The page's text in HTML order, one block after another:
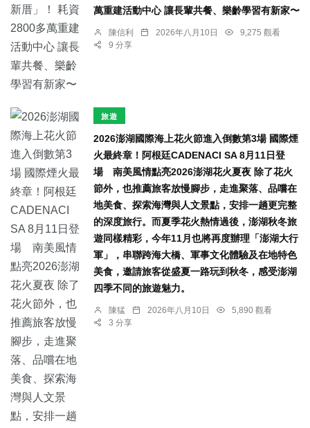
萬重建活動中心 讓長輩共餐、樂齡學習有新家〜
陳信利 2026年八月10日
9,275 觀看
9 分享
旅遊
2026澎湖國際海上花火節進入倒數第3場 國際煙
火最終章！阿根廷CADENACI SA 8月11日登
場 南美風情點亮2026澎湖花火夏夜 除了花火
節外，也推薦旅客放慢腳步，走進聚落、品嚐在
地美食、探索海灣與人文景點，安排一趟更完整
的深度旅行。而夏季花火熱情過後，澎湖秋冬旅
遊同樣精彩，今年11月也將再度辦理「澎湖大行
軍」，串聯跨海大橋、軍事文化體驗及在地特色
美食，邀請旅客從盛夏一路玩到秋冬，感受澎湖
四季不同的旅遊魅力。
陳猛 2026年八月10日
5,890 觀看
3 分享